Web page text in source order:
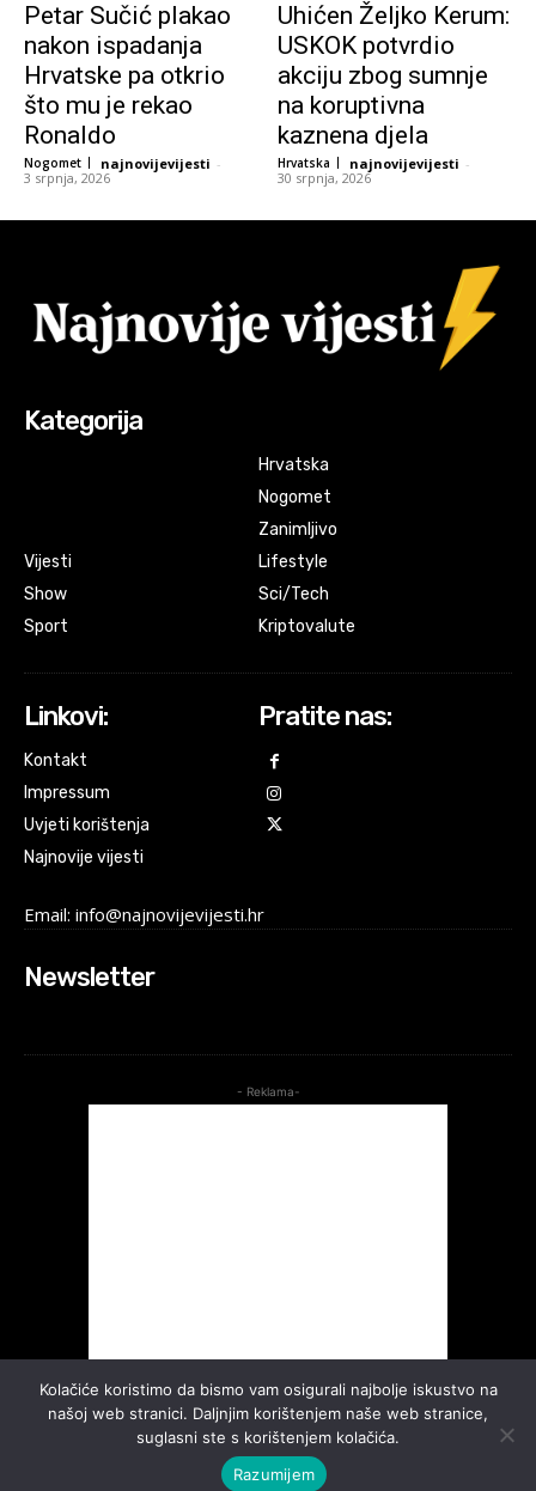
Petar Sučić plakao
nakon ispadanja
Hrvatske pa otkrio
što mu je rekao
Ronaldo
Nogomet najnovijevijesti -
3 srpnja, 2026
Uhićen Željko Kerum:
USKOK potvrdio
akciju zbog sumnje
na koruptivna
kaznena djela
Hrvatska najnovijevijesti -
30 srpnja, 2026
Kategorija
Vijesti
Show
Sport
Hrvatska
Nogomet
Zanimljivo
Lifestyle
Sci/Tech
Kriptovalute
Linkovi:
Kontakt
Impressum
Uvjeti korištenja
Najnovije vijesti
Pratite nas:
Email: info@najnovijevijesti.hr
Newsletter
- Reklama-
Kolačiće koristimo da bismo vam osigurali najbolje iskustvo na
našoj web stranici. Daljnjim korištenjem naše web stranice,
suglasni ste s korištenjem kolačića.
Razumijem